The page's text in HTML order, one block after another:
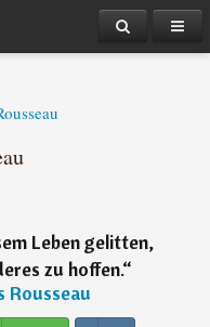
Leben gelitten,
zu hoffen.“
Rousseau